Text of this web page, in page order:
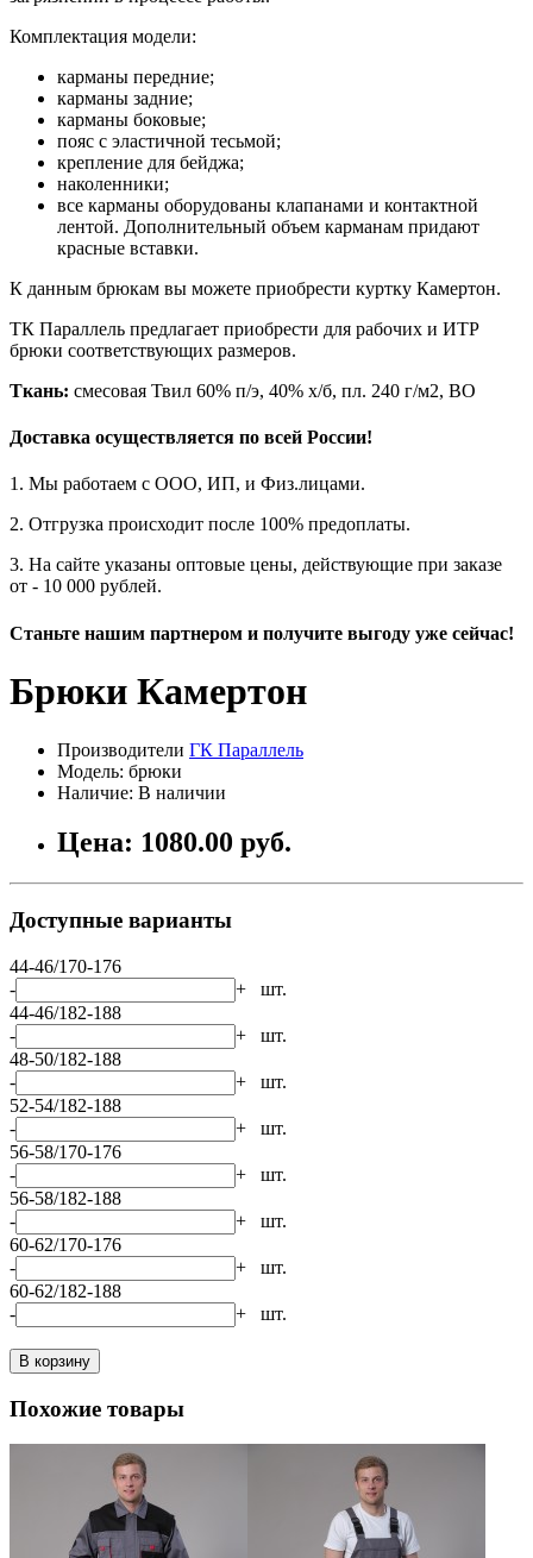
Комплектация модели:
карманы передние;
карманы задние;
карманы боковые;
пояс с эластичной тесьмой;
крепление для бейджа;
наколенники;
все карманы оборудованы клапанами и контактной
лентой. Дополнительный объем карманам придают
красные вставки.
К данным брюкам вы можете приобрести куртку Камертон.
ТК Параллель предлагает приобрести для рабочих и ИТР
брюки соответствующих размеров.
Ткань: смесовая Твил 60% п/э, 40% х/б, пл. 240 г/м2, ВО
Доставка осуществляется по всей России!
1. Мы работаем с ООО, ИП, и Физ.лицами.
2. Отгрузка происходит после 100% предоплаты.
3. На сайте указаны оптовые цены, действующие при заказе
от - 10 000 рублей.
Станьте нашим партнером и получите выгоду уже сейчас!
Брюки Камертон
Производители ГК Параллель
Модель: брюки
Наличие: В наличии
Цена: 1080.00 руб.
Доступные варианты
44-46/170-176
-
+ шт.
44-46/182-188
-
+ шт.
48-50/182-188
-
+ шт.
52-54/182-188
-
+ шт.
56-58/170-176
-
+ шт.
56-58/182-188
-
+ шт.
60-62/170-176
-
+ шт.
60-62/182-188
-
+ шт.
В корзину
Похожие товары